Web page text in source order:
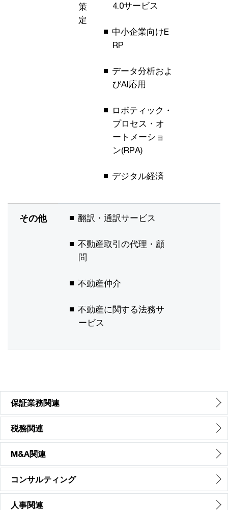
策
定
4.0サービス
中小企業向けE
RP
データ分析およ
びAI応用
ロボティック・
プロセス・オ
ートメーショ
ン(RPA)
デジタル経済
その他 翻訳・通訳サービス
不動産取引の代理・顧
問
不動産仲介
不動産に関する法務サ
ービス
保証業務関連
税務関連
M&A関連
コンサルティング
人事関連